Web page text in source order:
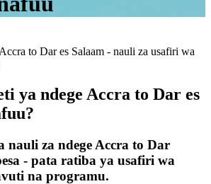
to Dar es Salaam - nauli za usafiri wa
ya ndege Accra to Dar es
nauli za ndege Accra to Dar
- pata ratiba ya usafiri wa
na programu.